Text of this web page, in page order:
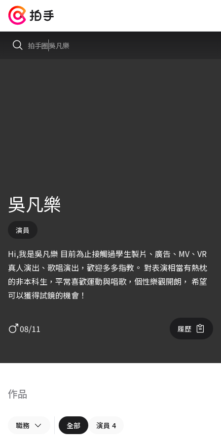
拍手圈吳凡樂
吳凡樂
演員
Hi,我是吳凡樂 目前為止接觸過學生製片、廣告、MV、VR
真人演出、歌唱演出，歡迎多多指教。 對表演相當有熱枕
的非本科生，平常喜歡運動與唱歌，個性樂觀開朗， 希望
可以獲得試鏡的機會！
08/11 履歷
作品
職務 全部 演員 4